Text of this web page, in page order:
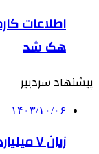
اطلاعات
هک شد
پیشنهاد سردبیر
۱۴۰۳/۱۰/۰۶
زیان ۷ میلیارد دلاری مصر از اختلالات دریای سرخ